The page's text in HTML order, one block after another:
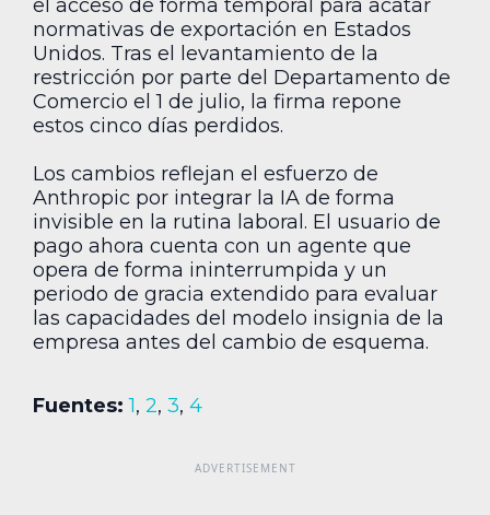
el acceso de forma temporal para acatar
normativas de exportación en Estados
Unidos. Tras el levantamiento de la
restricción por parte del Departamento de
Comercio el 1 de julio, la firma repone
estos cinco días perdidos.
Los cambios reflejan el esfuerzo de
Anthropic por integrar la IA de forma
invisible en la rutina laboral. El usuario de
pago ahora cuenta con un agente que
opera de forma ininterrumpida y un
periodo de gracia extendido para evaluar
las capacidades del modelo insignia de la
empresa antes del cambio de esquema.
Fuentes: 1, 2, 3, 4